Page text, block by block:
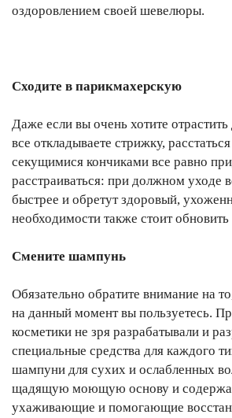
оздоровлением своей шевелюры.
Сходите в парикмахерскую
Даже если вы очень хотите
все откладываете стрижку,
секущимися кончиками все равно
расстраиваться: при должном уходе
быстрее и обретут здоровый,
необходимости также стоит обновить
Смените шампунь
Обязательно обратите внимание на
на данный момент вы пользуетесь.
косметики не зря разрабатывали и
специальные средства для каждого
шампуни для сухих и ослабленных
щадящую моющую основу и
ухаживающие и помогающие